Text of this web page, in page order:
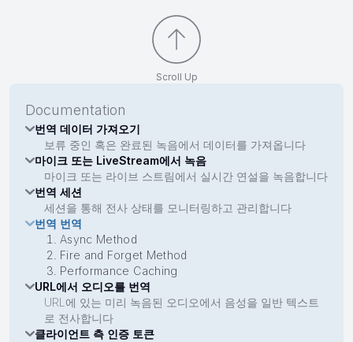
Documentation
번역 데이터 가져오기
보류 중인 혹은 완료된 녹음에서 데이터를 가져옵니다
마이크 또는 LiveStream에서 녹음
마이크 또는 라이브 스트림에서 실시간 연설을 녹음합니다
번역 세션
세션을 통해 전사 상태를 모니터링하고 관리합니다
번역 번역
Async Method
Fire and Forget Method
Performance Caching
URL에서 오디오를 번역
URL에 있는 미리 녹음된 오디오에서 음성을 일반 텍스트
로 전사합니다
클라이언트 측 인증 토큰
Scroll Up